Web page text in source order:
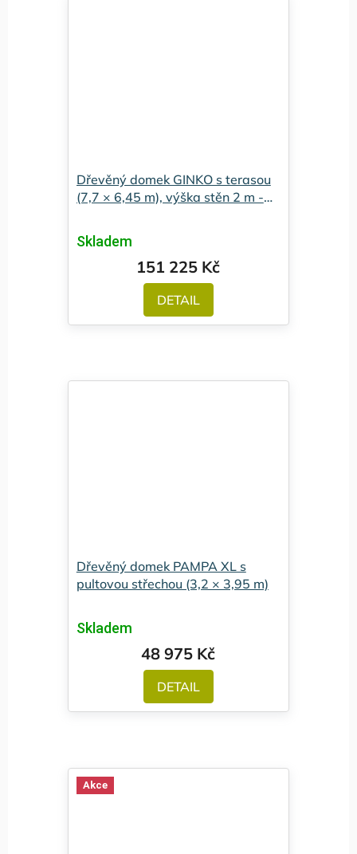
Dřevěný domek GINKO s terasou
(7,7 × 6,45 m), výška stěn 2 m -
Skladem
151 225 Kč
DETAIL
Dřevěný domek PAMPA XL s
pultovou střechou (3,2 × 3,95 m)
Skladem
48 975 Kč
DETAIL
Akce